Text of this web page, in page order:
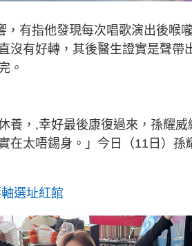
有指他發現每次唱歌演出後喉
沒有好轉，其後醫生證實是聲帶
。
養，,幸好最後康復過來，孫耀威
在太唔錫身。」今日（11日）孫
選址紅館